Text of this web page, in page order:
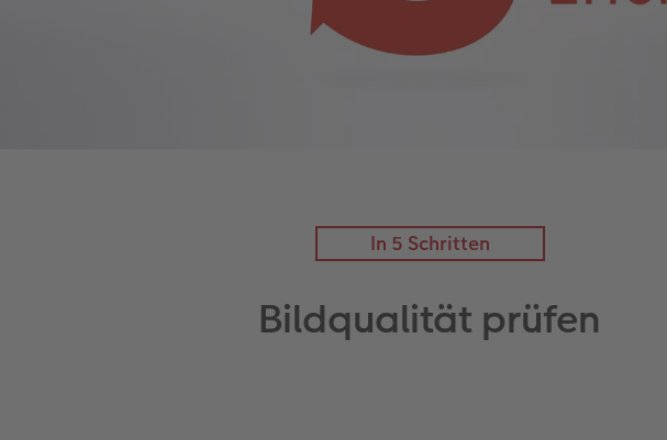
In 5 Schritten
Bildqualität prüfen